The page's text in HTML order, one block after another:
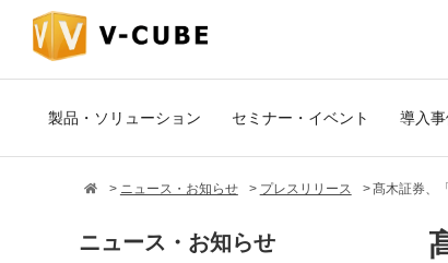
製品・ソリューション セミナー・イベント 導入事
ニュース・お知らせ プレスリリース 髙木証券、
ニュース・お知らせ